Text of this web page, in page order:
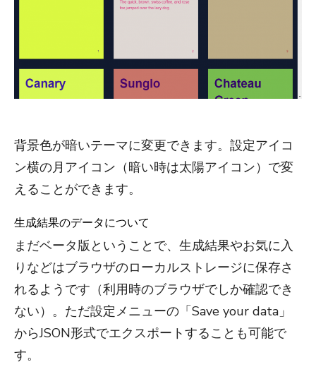
背景色が暗いテーマに変更できます。設定アイコ
ン横の月アイコン（暗い時は太陽アイコン）で変
えることができます。
生成結果のデータについて
まだベータ版ということで、生成結果やお気に入
りなどはブラウザのローカルストレージに保存さ
れるようです（利用時のブラウザでしか確認でき
ない）。ただ設定メニューの「Save your data」
からJSON形式でエクスポートすることも可能で
す。